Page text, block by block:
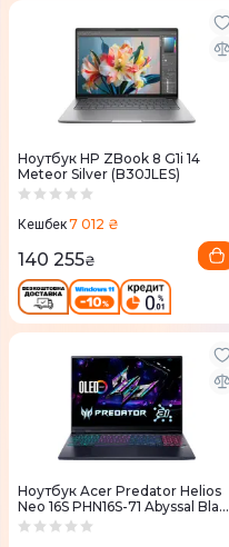
Ноутбук HP ZBook 8 G1i 14
Meteor Silver (B30JLES)
Кешбек7 012 ₴
140 255₴
Ноутбук Acer Predator Helios
Neo 16S PHN16S-71 Abyssal Black
(NH.QZFEU.00B)